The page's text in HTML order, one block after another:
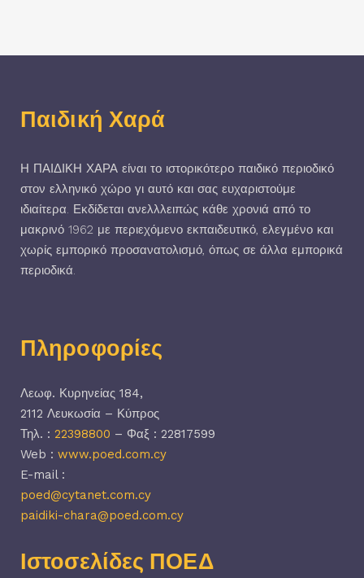
Παιδική Χαρά
Η ΠΑΙΔΙΚΗ ΧΑΡΑ είναι το ιστορικότερο παιδικό περιοδικό
στον ελληνικό χώρο γι αυτό και σας ευχαριστούμε
ιδιαίτερα. Εκδίδεται ανελλλειπώς κάθε χρονιά από το
μακρινό 1962 με περιεχόμενο εκπαιδευτικό, ελεγμένο και
χωρίς εμπορικό προσανατολισμό, όπως σε άλλα εμπορικά
περιοδικά.
Πληροφορίες
Λεωφ. Κυρηνείας 184,
2112 Λευκωσία – Κύπρος
Τηλ. : 22398800 – Φαξ : 22817599
Web : www.poed.com.cy
E-mail :
poed@cytanet.com.cy
paidiki-chara@poed.com.cy
Ιστοσελίδες ΠΟΕΔ